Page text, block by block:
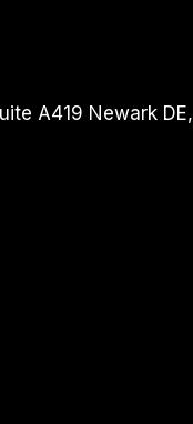
A419 Newark DE,